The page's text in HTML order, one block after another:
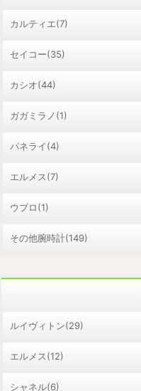
カルティエ(7)
セイコー(35)
カシオ(44)
ガガミラノ(1)
パネライ(4)
エルメス(7)
ウブロ(1)
その他腕時計(149)
ルイヴィトン(29)
エルメス(12)
シャネル(6)